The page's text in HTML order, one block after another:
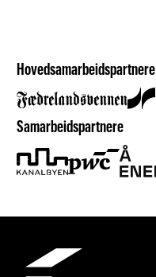
Hovedsamarbeidspartnere
Samarbeidspartnere